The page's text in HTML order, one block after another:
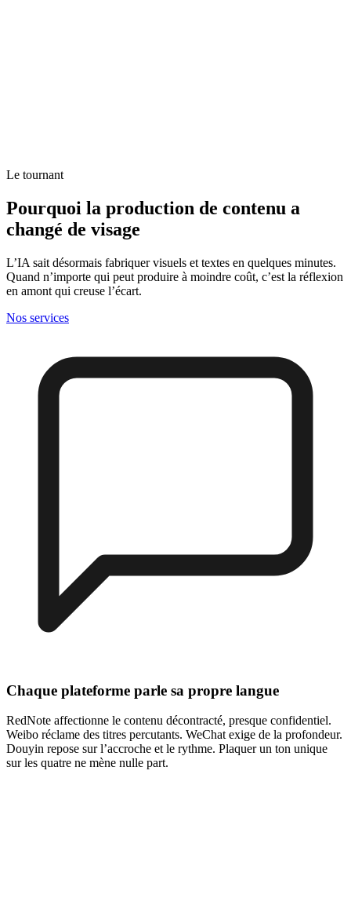
Le tournant
Pourquoi la production de contenu a
changé de visage
L’IA sait désormais fabriquer visuels et textes en quelques minutes.
Quand n’importe qui peut produire à moindre coût, c’est la réflexion
en amont qui creuse l’écart.
Nos services
Chaque plateforme parle sa propre langue
RedNote affectionne le contenu décontracté, presque confidentiel.
Weibo réclame des titres percutants. WeChat exige de la profondeur.
Douyin repose sur l’accroche et le rythme. Plaquer un ton unique
sur les quatre ne mène nulle part.